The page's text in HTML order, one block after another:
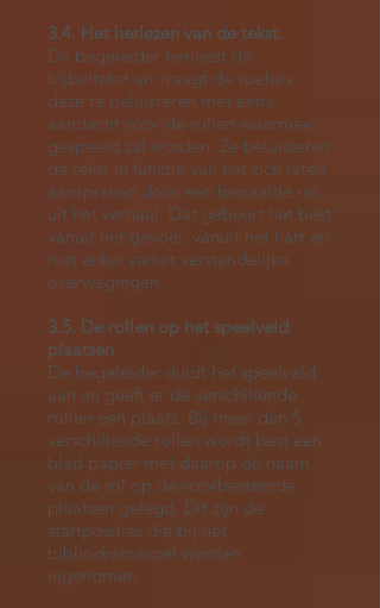
3.4. Het herlezen van de tekst.
De begeleider herleest de
bijbeltekst en vraagt de spelers
deze te beluisteren met extra
aandacht voor de rollen waarmee
gespeeld zal worden. Ze beluisteren
de tekst in functie van het zich laten
aanspreken door een bepaalde rol
uit het verhaal. Dat gebeurt het best
vanuit het gevoel, vanuit het hart en
niet enkel vanuit verstandelijke
overwegingen.
3.5. De rollen op het speelveld
plaatsen
De begeleider duidt het speelveld
aan en geeft er de verschillende
rollen een plaats. Bij meer dan 5
verschillende rollen wordt best een
blad papier met daarop de naam
van de rol op de voorbestemde
plaatsen gelegd. Dit zijn de
startposities die bij het
bibliodramaspel worden
ingenomen.